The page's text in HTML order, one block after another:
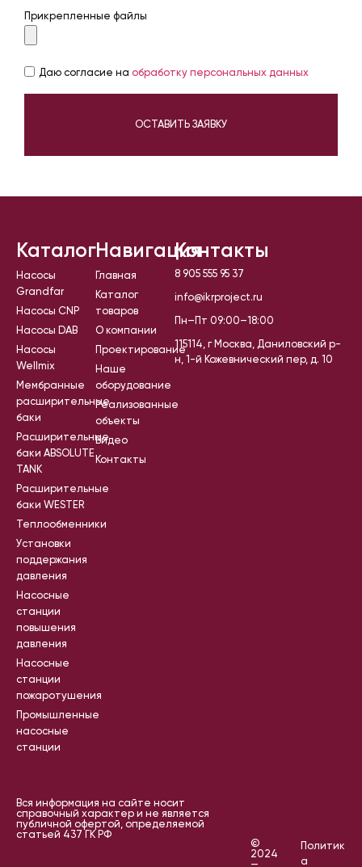
Прикрепленные файлы
Даю согласие на обработку персональных данных
ОСТАВИТЬ ЗАЯВКУ
Каталог
Насосы
Grandfar
Насосы CNP
Насосы DAB
Насосы
Wellmix
Мембранные
расширительные
баки
Расширительные
баки ABSOLUTE
TANK
Расширительные
баки WESTER
Теплообменники
Установки
поддержания
давления
Насосные
станции
повышения
давления
Насосные
станции
пожаротушения
Промышленные
насосные
станции
Навигация
Главная
Каталог
товаров
О компании
Проектирование
Наше
оборудование
Реализованные
объекты
Видео
Контакты
Контакты
8 905 555 95 37
info@ikrproject.ru
Пн–Пт 09:00–18:00
115114, г Москва, Даниловский р-
н, 1-й Кожевнический пер, д. 10
Вся информация на сайте носит
справочный характер и не является
публичной офертой, определяемой
статьей 437 ГК РФ
©
2024
Политик
а